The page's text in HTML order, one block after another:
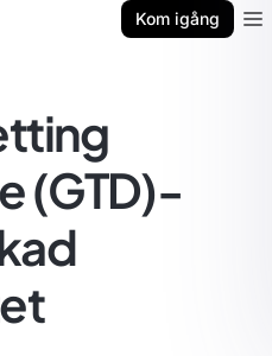
Kom igång
(GTD)-